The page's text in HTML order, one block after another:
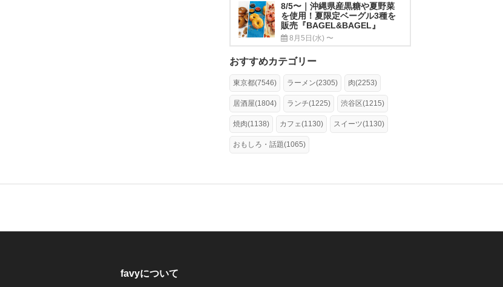
8/5〜｜沖縄県産黒糖や夏野菜
を使用！夏限定ベーグル3種を
販売『BAGEL&BAGEL』
8月5日(水) 〜
おすすめカテゴリー
東京都(7546) ラーメン(2305) 肉(2253)
居酒屋(1804) ランチ(1225) 渋谷区(1215)
焼肉(1138) カフェ(1130) スイーツ(1130)
おもしろ・話題(1065)
favyについて